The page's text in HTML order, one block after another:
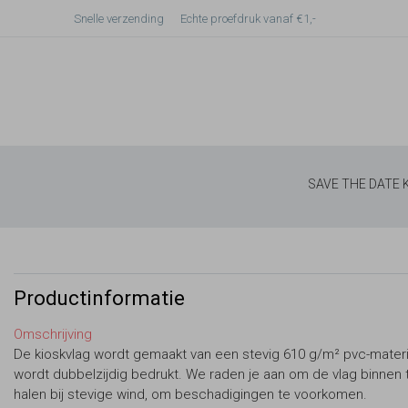
Snelle verzending Echte proefdruk vanaf €1,-
SAVE THE DATE
Productinformatie
Omschrijving
De kioskvlag wordt gemaakt van een stevig 610 g/m² pvc-
wordt dubbelzijdig bedrukt. We raden je aan om de vlag binnen
halen bij stevige wind, om beschadigingen te voorkomen.